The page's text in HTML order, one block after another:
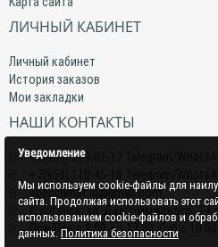
ЛИЧНЫЙ КАБИНЕТ
Личный кабинет
История заказов
Мои закладки
НАШИ КОНТАКТЫ
+7(959) 509-02-17 Telegram/
specclimat.lg@gmail.com
г. Луганск, ул. Даргомыжского, 2-
Пон-Птн с 9:00 до 17:00; Суб с 10:00
Уведомление
Мы используем cookie-файлы для
сайта. Продолжая использовать этот
использованием cookie-файлов и
данных.Политика безопасности